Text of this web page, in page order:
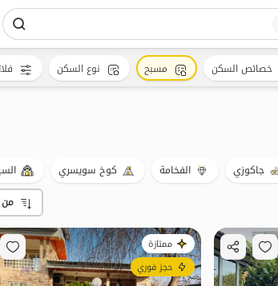
جاكوزي الفخامة كوخ سويسري
ممتازة
حجز فوري
خصائص السكن مسبح نوع السكن